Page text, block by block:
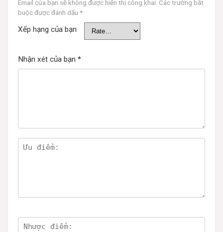
Email của bạn sẽ không được hiển thị công khai. Các trường bắt
buộc được đánh dấu *
Xếp hạng của bạn
Nhận xét của bạn *